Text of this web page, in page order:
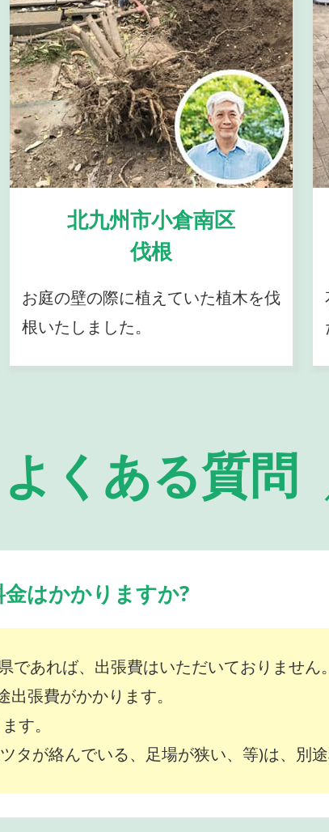
北九州市小倉南区
伐根
お庭の壁の際に植えていた植木を伐
根いたしました。
よくある質問
はかかりますか?
あれば、出張費はいただいておりません。
張費がかかります。
す。
タが絡んでいる、足場が狭い、等)は、別